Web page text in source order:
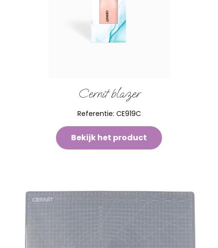
Cernit blazer
Referentie: CE919C
Bekijk het product